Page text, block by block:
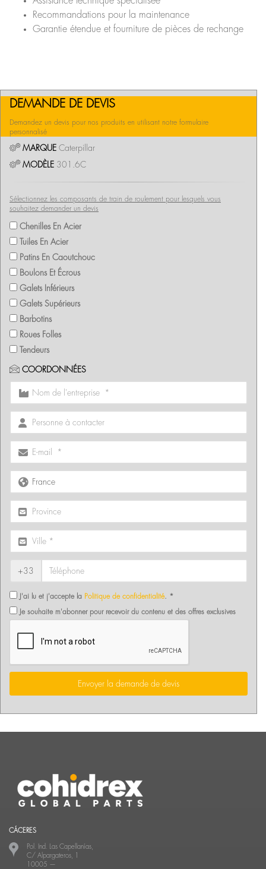
Recommandations pour la maintenance
Garantie étendue et fourniture de pièces de rechange
DEMANDE DE DEVIS
Demandez un devis pour nos produits en utilisant notre formulaire
personnalisé
MARQUE Caterpillar
MODÈLE 301.6C
Sélectionnez les composants de train de roulement pour lesquels vous
souhaitez demander un devis
Chenilles En Acier
Tuiles En Acier
Patins En Caoutchouc
Boulons Et Écrous
Galets Inférieurs
Galets Supérieurs
Barbotins
Roues Folles
Tendeurs
COORDONNÉES
+33
J'ai lu et j'accepte la Politique de confidentialité. *
Je souhaite m'abonner pour recevoir du contenu et des offres exclusives
Envoyer la demande de devis
CÁCERES
Pol. Ind. Las Capellanías,
C/ Alpargateros, 1
10005 —